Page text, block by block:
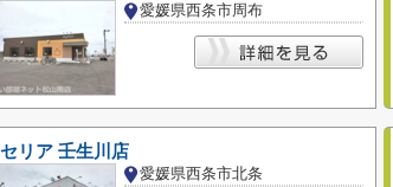
愛媛県西条市周布
セリア 壬生川店
愛媛県西条市北条